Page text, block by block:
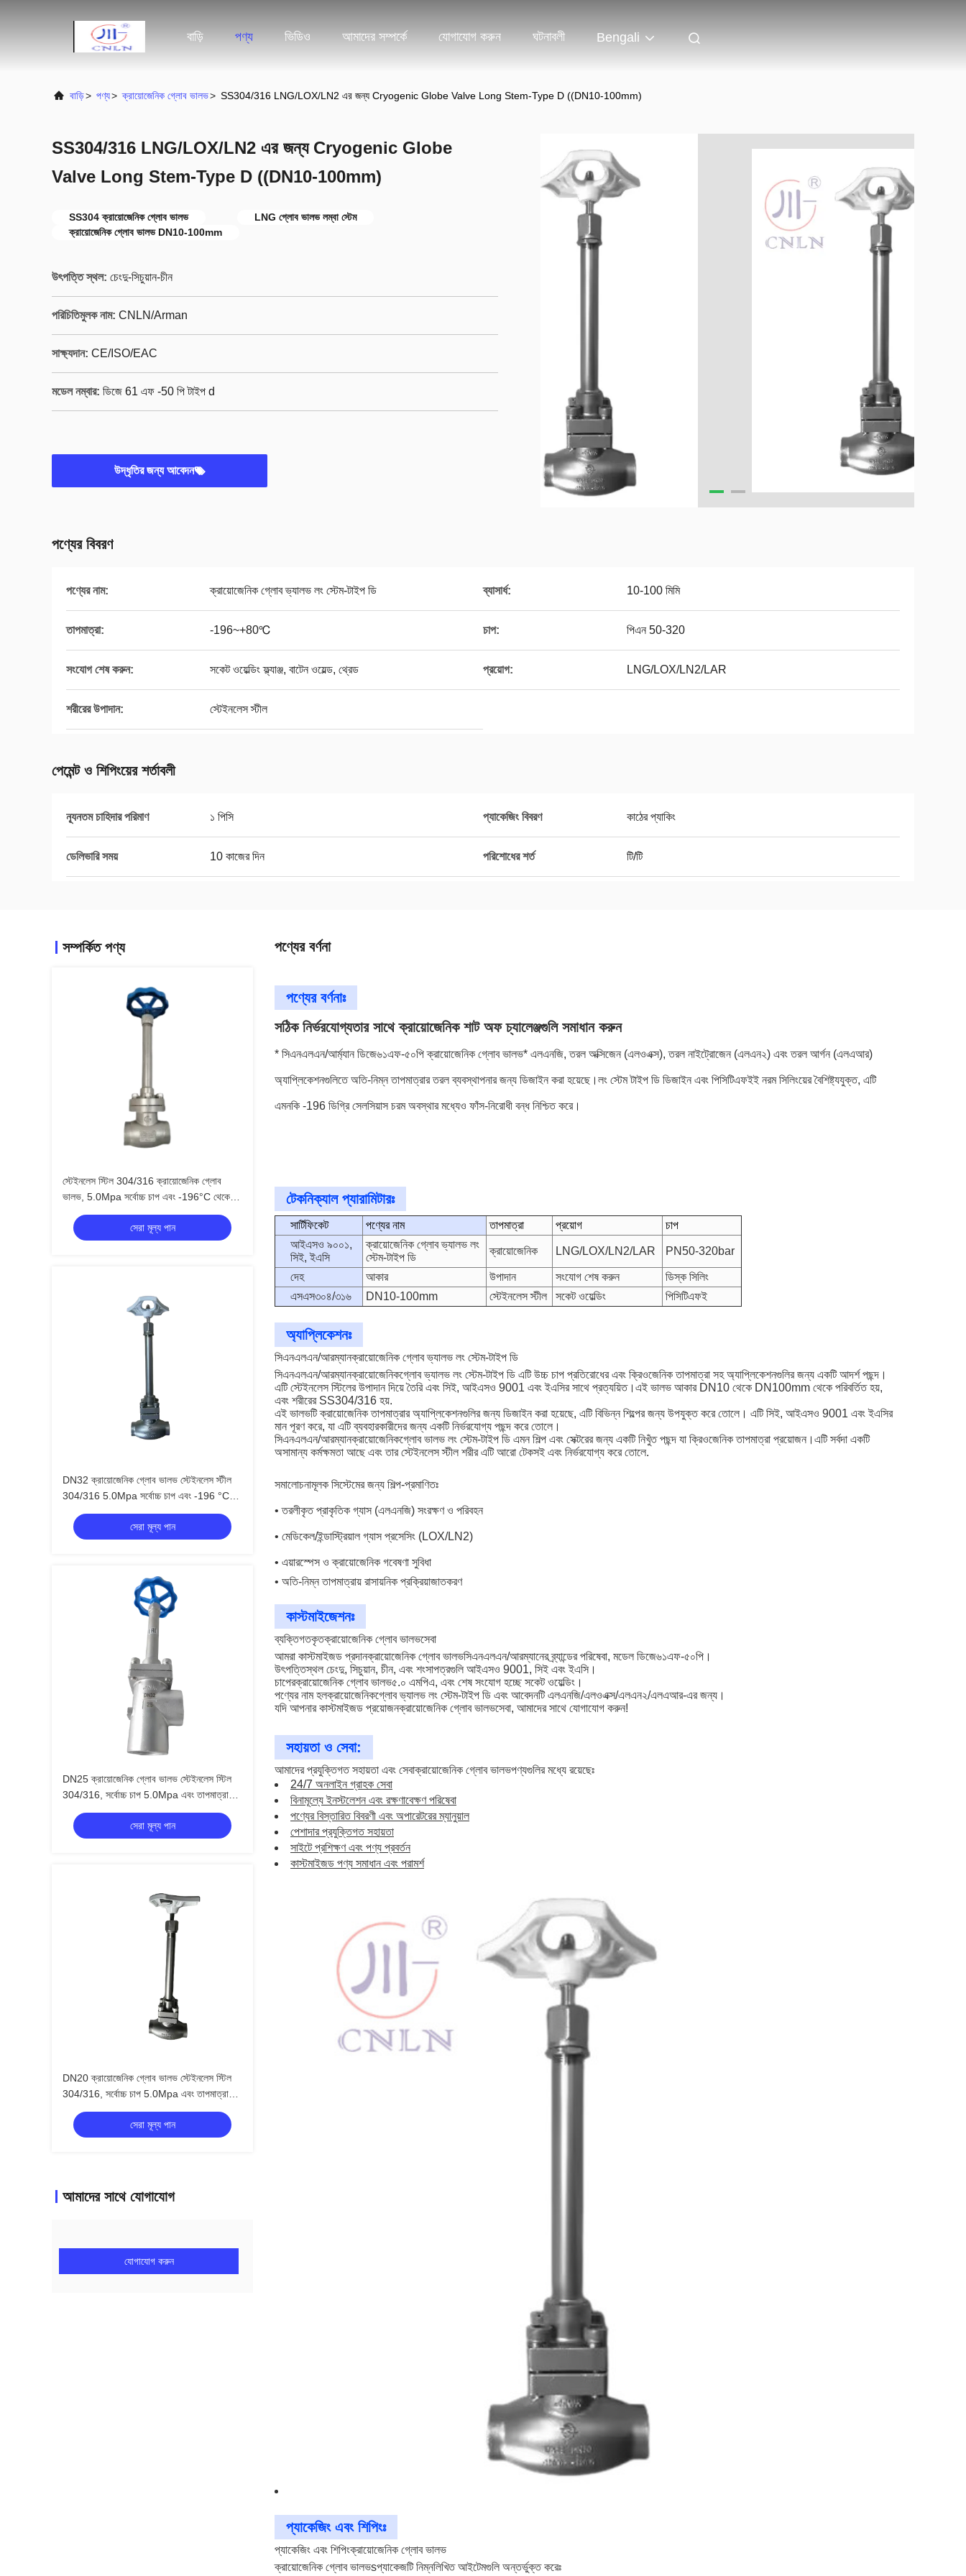
বাড়ি পণ্য ভিডিও আমাদের সম্পর্কে যোগাযোগ করুন ঘটনাবলী Bengali
বাড়ি> পণ্য> ক্রায়োজেনিক গ্লোব ভালভ> SS304/316 LNG/LOX/LN2 এর জন্য Cryogenic Globe Valve Long Stem-Type D ((DN10-100mm)
SS304/316 LNG/LOX/LN2 এর জন্য Cryogenic Globe
Valve Long Stem-Type D ((DN10-100mm)
SS304 ক্রায়োজেনিক গ্লোব ভালভ
LNG গ্লোব ভালভ লম্বা স্টেম
ক্রায়োজেনিক গ্লোব ভালভ DN10-100mm
উৎপত্তি স্থল: চেংদু-সিচুয়ান-চীন
পরিচিতিমুলক নাম: CNLN/Arman
সাক্ষ্যদান: CE/ISO/EAC
মডেল নম্বার: ডিজে 61 এফ -50 পি টাইপ d
উদ্ধৃতির জন্য আবেদন
পণ্যের বিবরণ
পণ্যের নাম: ক্রায়োজেনিক গ্লোব ভ্যালভ লং স্টেম-টাইপ ডি ব্যাসার্ধ: 10-100 মিমি
তাপমাত্রা: -196~+80℃ চাপ: পিএন 50-320
সংযোগ শেষ করুন: সকেট ওয়েল্ডিং ফ্ল্যাঞ্জ, বাটেন ওয়েল্ড, থ্রেড প্রয়োগ: LNG/LOX/LN2/LAR
শরীরের উপাদান: স্টেইনলেস স্টীল
পেমেন্ট ও শিপিংয়ের শর্তাবলী
ন্যূনতম চাহিদার পরিমাণ ১ পিসি প্যাকেজিং বিবরণ কাঠের প্যাকিং
ডেলিভারি সময় 10 কাজের দিন পরিশোধের শর্ত টি/টি
সম্পর্কিত পণ্য
স্টেইনলেস স্টিল 304/316 ক্রায়োজেনিক গ্লোব
ভালভ, 5.0Mpa সর্বোচ্চ চাপ এবং -196°C থেকে
+80°C তাপমাত্রা সীমা সহ
সেরা মূল্য পান
DN32 ক্রায়োজেনিক গ্লোব ভালভ স্টেইনলেস স্টীল
304/316 5.0Mpa সর্বোচ্চ চাপ এবং -196 °C
থেকে +80 °C তাপমাত্রা পরিসীমা
সেরা মূল্য পান
DN25 ক্রায়োজেনিক গ্লোব ভালভ স্টেইনলেস স্টিল
304/316, সর্বোচ্চ চাপ 5.0Mpa এবং তাপমাত্রা
পরিসীমা -196°C থেকে +80°C
সেরা মূল্য পান
DN20 ক্রায়োজেনিক গ্লোব ভালভ স্টেইনলেস স্টিল
304/316, সর্বোচ্চ চাপ 5.0Mpa এবং তাপমাত্রা
পরিসীমা -196°C থেকে +80°C, এলএনজি এলওএক্স
এলআইএন এলএআর অ্যাপ্লিকেশনের জন্য
সেরা মূল্য পান
আমাদের সাথে যোগাযোগ
যোগাযোগ করুন
পণ্যের বর্ণনা
পণ্যের বর্ণনাঃ
সঠিক নির্ভরযোগ্যতার সাথে ক্রায়োজেনিক শাট অফ চ্যালেঞ্জগুলি সমাধান করুন
* সিএনএলএন/আর্ম্যান ডিজে৬১এফ-৫০পি ক্রায়োজেনিক গ্লোব ভালভ* এলএনজি, তরল অক্সিজেন (এলওএক্স), তরল নাইট্রোজেন (এলএন২) এবং তরল আর্গন (এলএআর)
অ্যাপ্লিকেশনগুলিতে অতি-নিম্ন তাপমাত্রার তরল ব্যবস্থাপনার জন্য ডিজাইন করা হয়েছে।লং স্টেম টাইপ ডি ডিজাইন এবং পিসিটিএফইই নরম সিলিংয়ের বৈশিষ্ট্যযুক্ত, এটি
এমনকি -196 ডিগ্রি সেলসিয়াস চরম অবস্থার মধ্যেও ফাঁস-নিরোধী বন্ধ নিশ্চিত করে।
টেকনিক্যাল প্যারামিটারঃ
সার্টিফিকেট পণ্যের নাম তাপমাত্রা প্রয়োগ
চাপ
আইএসও ৯০০১,
সিই, ইএসি
ক্রায়োজেনিক গ্লোব ভ্যালভ লং
স্টেম-টাইপ ডি
ক্রায়োজেনিক LNG/LOX/LN2/LAR PN50-320bar
দেহ আকার উপাদান সংযোগ শেষ করুন
ডিস্ক সিলিং
এসএস৩০৪/৩১৬
DN10-100mm স্টেইনলেস স্টীল সকেট ওয়েল্ডিং পিসিটিএফই
অ্যাপ্লিকেশনঃ
সিএনএলএন/আরম্যানক্রায়োজেনিক গ্লোব ভ্যালভ লং স্টেম-টাইপ ডি
সিএনএলএন/আরম্যানক্রায়োজেনিকগ্লোব ভ্যালভ লং স্টেম-টাইপ ডি এটি উচ্চ চাপ প্রতিরোধের এবং ক্রিওজেনিক তাপমাত্রা সহ অ্যাপ্লিকেশনগুলির জন্য একটি আদর্শ পছন্দ।
এটি স্টেইনলেস স্টিলের উপাদান দিয়ে তৈরি এবং সিই, আইএসও 9001 এবং ইএসির সাথে প্রত্যয়িত।এই ভালভ আকার DN10 থেকে DN100mm থেকে পরিবর্তিত হয়,
এবং শরীরের SS304/316 হয়.
এই ভালভটি ক্রায়োজেনিক তাপমাত্রার অ্যাপ্লিকেশনগুলির জন্য ডিজাইন করা হয়েছে, এটি বিভিন্ন শিল্পের জন্য উপযুক্ত করে তোলে। এটি সিই, আইএসও 9001 এবং ইএসির
মান পূরণ করে, যা এটি ব্যবহারকারীদের জন্য একটি নির্ভরযোগ্য পছন্দ করে তোলে।
সিএনএলএন/আরম্যানক্রায়োজেনিকগ্লোব ভালভ লং স্টেম-টাইপ ডি এমন শিল্প এবং সেক্টরের জন্য একটি নিখুঁত পছন্দ যা ক্রিওজেনিক তাপমাত্রা প্রয়োজন।এটি সর্বদা একটি
অসামান্য কর্মক্ষমতা আছে এবং তার স্টেইনলেস স্টীল শরীর এটি আরো টেকসই এবং নির্ভরযোগ্য করে তোলে.
সমালোচনামূলক সিস্টেমের জন্য শিল্প-প্রমাণিতঃ
• তরলীকৃত প্রাকৃতিক গ্যাস (এলএনজি) সংরক্ষণ ও পরিবহন
• মেডিকেল/ইন্ডাস্ট্রিয়াল গ্যাস প্রসেসিং (LOX/LN2)
• এয়ারস্পেস ও ক্রায়োজেনিক গবেষণা সুবিধা
• অতি-নিম্ন তাপমাত্রায় রাসায়নিক প্রক্রিয়াজাতকরণ
কাস্টমাইজেশনঃ
ব্যক্তিগতকৃতক্রায়োজেনিক গ্লোব ভালভসেবা
আমরা কাস্টমাইজড প্রদানক্রায়োজেনিক গ্লোব ভালভসিএনএলএন/আরম্যানের ব্র্যান্ডের পরিষেবা, মডেল ডিজে৬১এফ-৫০পি।
উৎপত্তিস্থল চেংদু, সিচুয়ান, চীন, এবং শংসাপত্রগুলি আইএসও 9001, সিই এবং ইএসি।
চাপেরক্রায়োজেনিক গ্লোব ভালভ৫.০ এমপিএ, এবং শেষ সংযোগ হচ্ছে সকেট ওয়েল্ডিং।
পণ্যের নাম হলক্রায়োজেনিকগ্লোব ভ্যালভ লং স্টেম-টাইপ ডি এবং আবেদনটি এলএনজি/এলওএক্স/এলএন২/এলএআর-এর জন্য।
যদি আপনার কাস্টমাইজড প্রয়োজনক্রায়োজেনিক গ্লোব ভালভসেবা, আমাদের সাথে যোগাযোগ করুন!
সহায়তা ও সেবা:
আমাদের প্রযুক্তিগত সহায়তা এবং সেবাক্রায়োজেনিক গ্লোব ভালভপণ্যগুলির মধ্যে রয়েছেঃ
24/7 অনলাইন গ্রাহক সেবা
বিনামূল্যে ইনস্টলেশন এবং রক্ষণাবেক্ষণ পরিষেবা
পণ্যের বিস্তারিত বিবরণী এবং অপারেটরের ম্যানুয়াল
পেশাদার প্রযুক্তিগত সহায়তা
সাইটে প্রশিক্ষণ এবং পণ্য প্রবর্তন
কাস্টমাইজড পণ্য সমাধান এবং পরামর্শ
প্যাকেজিং এবং শিপিংঃ
প্যাকেজিং এবং শিপিংক্রায়োজেনিক গ্লোব ভালভ
ক্রায়োজেনিক গ্লোব ভালভsপ্যাকেজটি নিম্নলিখিত আইটেমগুলি অন্তর্ভুক্ত করেঃ